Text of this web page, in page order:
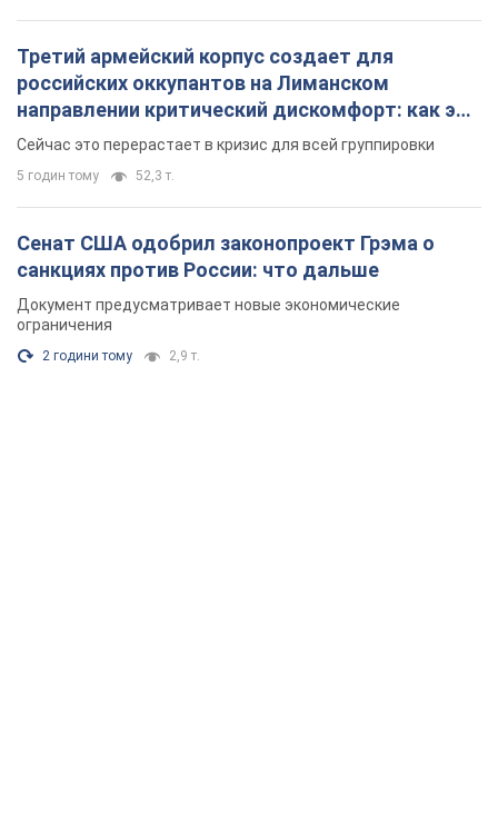
Третий армейский корпус создает для
российских оккупантов на Лиманском
направлении критический дискомфорт: как это
удалось
Сейчас это перерастает в кризис для всей группировки
5 годин тому 52,3 т.
Сенат США одобрил законопроект Грэма о
санкциях против России: что дальше
Документ предусматривает новые экономические
ограничения
2 години тому 2,9 т.